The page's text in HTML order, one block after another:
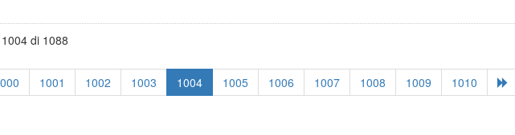
di 1088
1001 1002 1003 1004 1005 1006 1007 1008 1009 1010